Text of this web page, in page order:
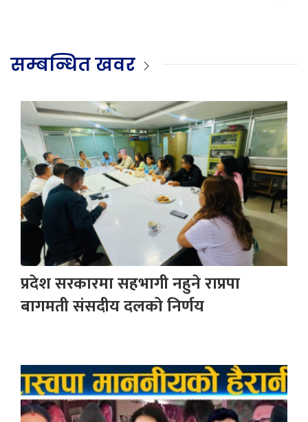
सम्बन्धित खवर
प्रदेश सरकारमा सहभागी नहुने राप्रपा
बागमती संसदीय दलको निर्णय